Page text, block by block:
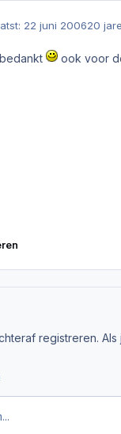
22 juni 200620
ook voor
registreren. Als